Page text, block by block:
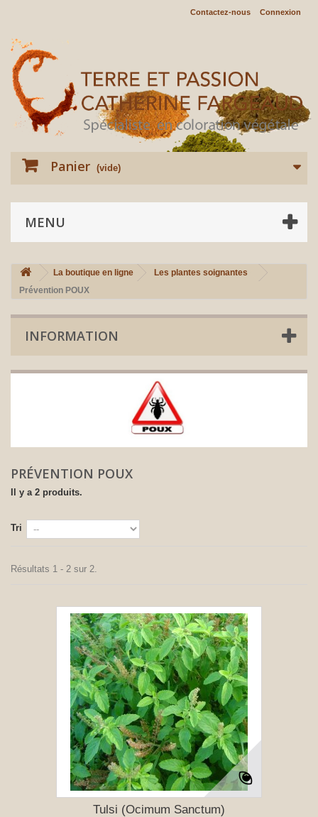
Connexion
Contactez-nous
Panier (vide)
MENU
La boutique en ligne
Les plantes soignantes
Prévention POUX
INFORMATION
PRÉVENTION POUX
Il y a 2 produits.
Tri
Résultats 1 - 2 sur 2.
Tulsi (Ocimum Sanctum)